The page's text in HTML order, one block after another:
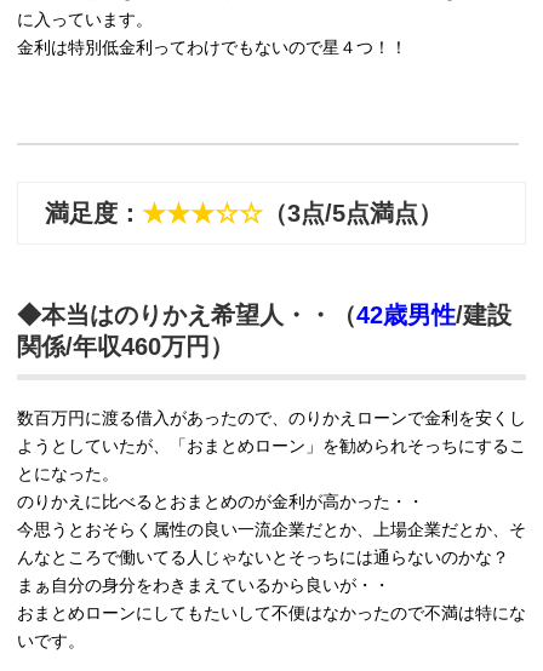
に入っています。
金利は特別低金利ってわけでもないので星４つ！！
満足度： ★★★☆☆ （3点/5点満点）
◆本当はのりかえ希望人・・（42歳男性/建設
関係/年収460万円）
数百万円に渡る借入があったので、のりかえローンで金利を安くし
ようとしていたが、「おまとめローン」を勧められそっちにするこ
とになった。
のりかえに比べるとおまとめのが金利が高かった・・
今思うとおそらく属性の良い一流企業だとか、上場企業だとか、そ
んなところで働いてる人じゃないとそっちには通らないのかな？
まぁ自分の身分をわきまえているから良いが・・
おまとめローンにしてもたいして不便はなかったので不満は特にな
いです。